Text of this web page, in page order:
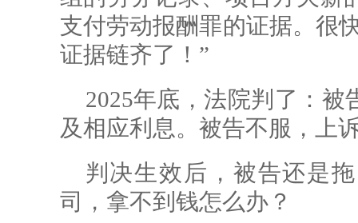
支付劳动报酬罪的证据。很
证据链齐了！”
2025年底，法院判了：
及相应利息。被告不服，上
判决生效后，被告还是
司，拿不到钱怎么办？